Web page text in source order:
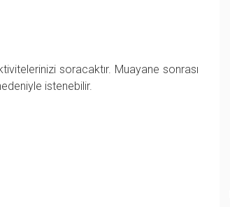
soracaktır. Muayane sonrası
istenebilir.